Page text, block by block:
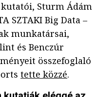
kutatói, Sturm Ádám
SZTAKI Big Data –
munkatársai,
és Benczúr
összefoglaló
tette közzé.